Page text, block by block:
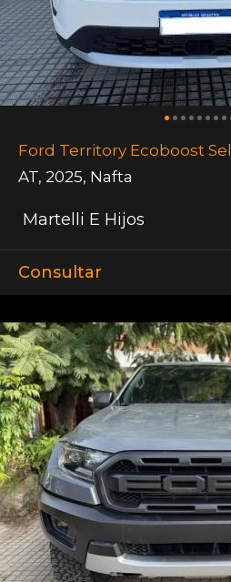
Ford Territory Ecoboost Sel
AT, 2025, Nafta
Martelli E Hijos
Consultar